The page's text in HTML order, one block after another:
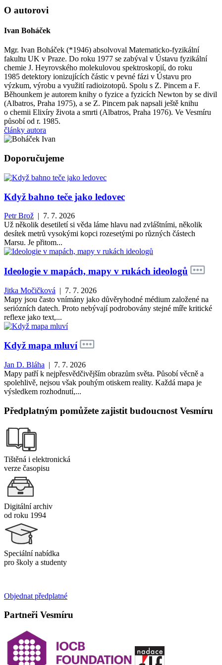
O autorovi
Ivan Boháček
Mgr. Ivan Boháček (*1946) absolvoval Matematicko-fyzikální
fakultu UK v Praze. Do roku 1977 se zabýval v Ústavu fyzikální
chemie J. Heyrovského molekulovou spektroskopií, do roku
1985 detektory ionizujících částic v pevné fázi v Ústavu pro
výzkum, výrobu a využití radioizotopů. Spolu s Z. Pincem a F.
Běhounkem je autorem knihy o fyzice a fyzicích Newton by se divil
(Albatros, Praha 1975), a se Z. Pincem pak napsali ještě knihu
o chemii Elixíry života a smrti (Albatros, Praha 1976). Ve Vesmíru
působí od r. 1985.
články autora
Doporučujeme
Když bahno teče jako ledovec
Petr Brož | 7. 7. 2026
Už několik desetiletí si věda láme hlavu nad zvláštními, několik
desítek metrů vysokými kopci rozesetými po různých částech
Marsu. Je přitom...
Ideologie v mapách, mapy v rukách ideologů
Jitka Močičková | 7. 7. 2026
Mapy jsou často vnímány jako důvěryhodné médium založené na
seriózních datech. Proto nebývají podrobovány stejné míře kritické
reflexe jako text,...
Když mapa mluví
Jan D. Bláha | 7. 7. 2026
Mapy patří k nejpřesvědčivějším obrazům světa. Působí věcně a
spolehlivě, nejsou však pouhým otiskem reality. Každá mapa je
výsledkem rozhodnutí,...
Předplatným pomůžete zajistit budoucnost Vesmíru
Tištěná i elektronická
verze časopisu
Digitální archiv
od roku 1994
Speciální nabídka
pro školy a studenty
Objednat předplatné
Partneři Vesmíru